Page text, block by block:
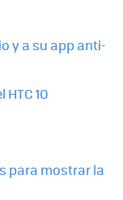
y a su app anti-
10
para mostrar la